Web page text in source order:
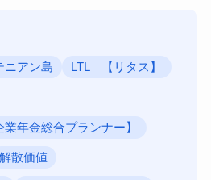
ニアン島 LTL 【リタス】
年金総合プランナー】
解散価値